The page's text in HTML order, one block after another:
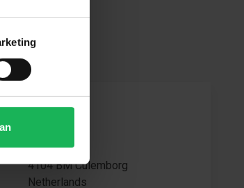
Ohmweg 1
4104 BM Culemborg
Netherlands